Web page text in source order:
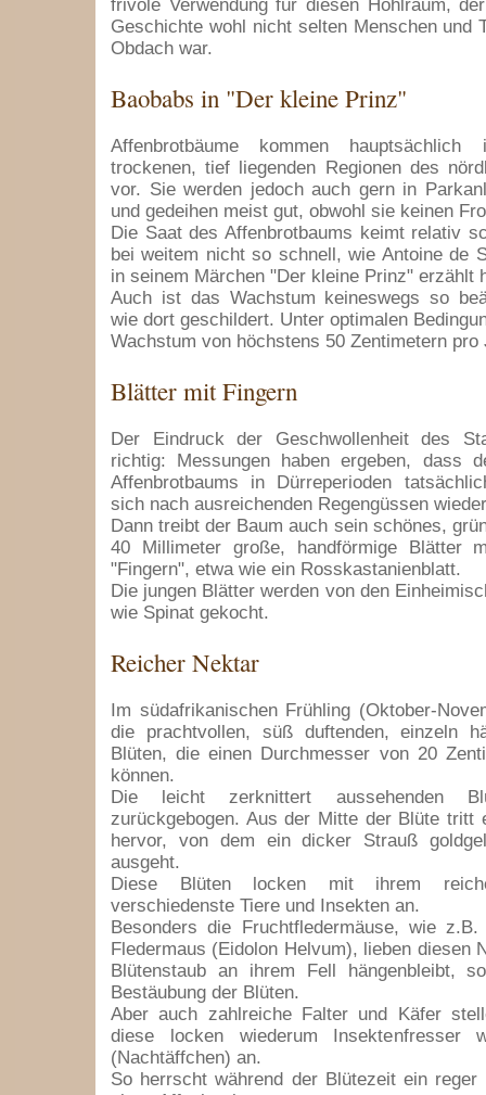
frivole Verwendung für diesen Hohlraum,
Geschichte wohl nicht selten Menschen und
Obdach war.
Baobabs in "Der kleine Prinz"
Affenbrotbäume kommen
trockenen, tief liegenden Regionen des
vor. Sie werden jedoch auch gern in
und gedeihen meist gut, obwohl sie keinen
Die Saat des Affenbrotbaums keimt relativ
bei weitem nicht so schnell, wie Antoine de
in seinem Märchen "Der kleine Prinz" erzählt
Auch ist das Wachstum keineswegs so
wie dort geschildert. Unter optimalen
Wachstum von höchstens 50 Zentimetern pro
Blätter mit Fingern
Der Eindruck der Geschwollenheit des
richtig: Messungen haben ergeben, dass
Affenbrotbaums in Dürreperioden
sich nach ausreichenden Regengüssen
Dann treibt der Baum auch sein schönes,
40 Millimeter große, handförmige Blätter
"Fingern", etwa wie ein Rosskastanienblatt.
Die jungen Blätter werden von den
wie Spinat gekocht.
Reicher Nektar
Im südafrikanischen Frühling (Oktober-
die prachtvollen, süß duftenden, einzeln
Blüten, die einen Durchmesser von 20
können.
Die leicht zerknittert aussehenden
zurückgebogen. Aus der Mitte der Blüte tritt
hervor, von dem ein dicker Strauß
ausgeht.
Diese Blüten locken mit ihrem
verschiedenste Tiere und Insekten an.
Besonders die Fruchtfledermäuse, wie z.B.
Fledermaus (Eidolon Helvum), lieben diesen
Blütenstaub an ihrem Fell hängenbleibt,
Bestäubung der Blüten.
Aber auch zahlreiche Falter und Käfer
diese locken wiederum Insektenfresser
(Nachtäffchen) an.
So herrscht während der Blütezeit ein